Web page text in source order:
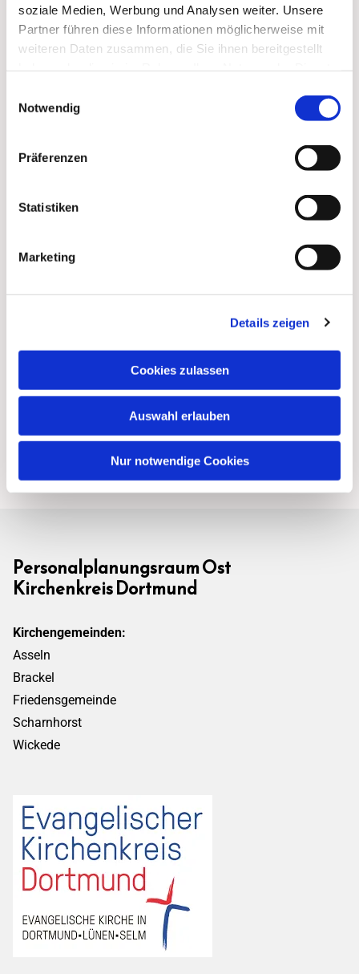
soziale Medien, Werbung und Analysen weiter. Unsere
Partner führen diese Informationen möglicherweise mit
weiteren Daten zusammen, die Sie ihnen bereitgestellt
Notwendig
Präferenzen
Statistiken
Marketing
Details zeigen
Cookies zulassen
Auswahl erlauben
Nur notwendige Cookies
Dies könnte Sie auch
interessieren
Personalplanungsraum Ost
Kirchenkreis Dortmund
Kirchengemeinden:
Asseln
Brackel
Friedensgemeinde
Scharnhorst
Wickede